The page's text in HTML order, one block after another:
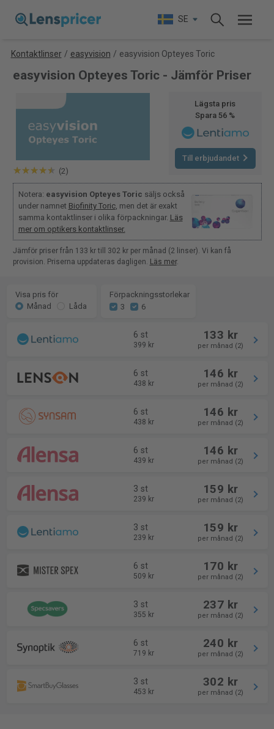
SE
Kontaktlinser / easyvision / easyvision Opteyes Toric
easyvision Opteyes Toric - Jämför Priser
(2)
Lägsta pris
Spara 56 %
Till erbjudandet
Notera: easyvision Opteyes Toric säljs också
under namnet Biofinity Toric, men det är exakt
samma kontaktlinser i olika förpackningar. Läs
mer om optikers kontaktlinser.
Jämför priser från 133 kr till 302 kr per månad (2 linser). Vi kan få
provision. Priserna uppdateras dagligen. Läs mer.
Visa pris för
Månad
Låda
Förpackningsstorlekar
3
6
6 st
399 kr
133 kr
per månad (2)
6 st
438 kr
146 kr
per månad (2)
6 st
438 kr
146 kr
per månad (2)
6 st
439 kr
146 kr
per månad (2)
3 st
239 kr
159 kr
per månad (2)
3 st
239 kr
159 kr
per månad (2)
6 st
509 kr
170 kr
per månad (2)
3 st
355 kr
237 kr
per månad (2)
6 st
719 kr
240 kr
per månad (2)
3 st
453 kr
302 kr
per månad (2)